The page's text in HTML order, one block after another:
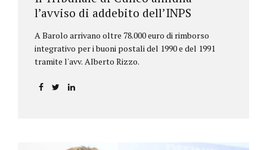
l’avviso di addebito dell’INPS
A Barolo arrivano oltre 78.000 euro di rimborso
integrativo per i buoni postali del 1990 e del 1991
tramite l'avv. Alberto Rizzo.